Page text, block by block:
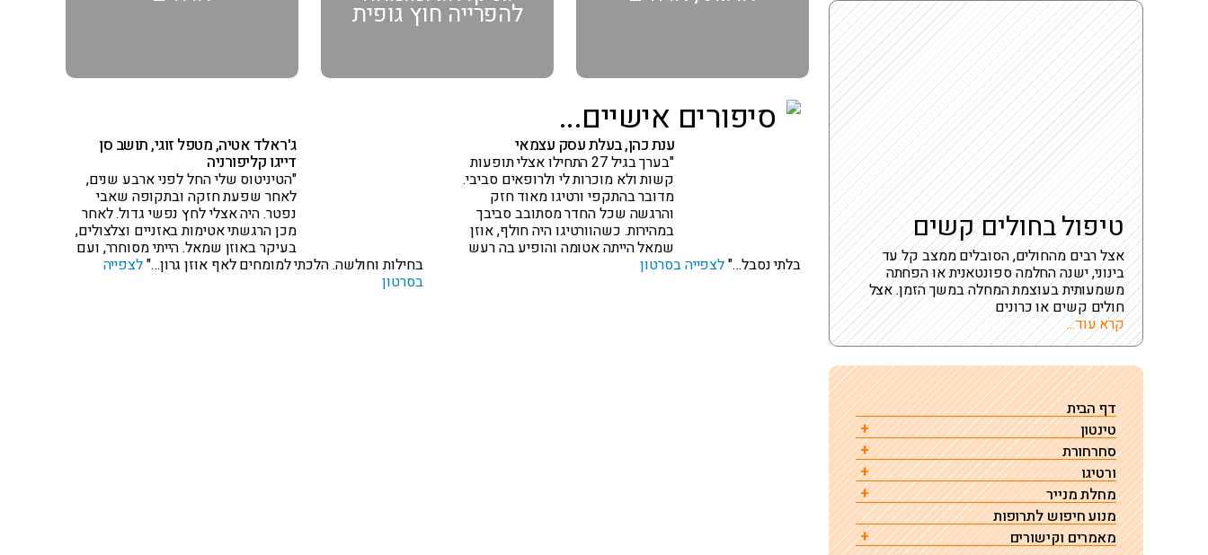
להפרייה חוץ גופית
סיפורים אישיים...
ענת כהן, בעלת עסק עצמאי
"בערך בגיל 27 התחילו אצלי תופעות
קשות ולא מוכרות לי ולרופאים סביבי.
מדובר בהתקפי ורטיגו מאוד חזק
והרגשה שכל החדר מסתובב סביבך
במהירות. כשהוורטיגו היה חולף, אוזן
שמאל הייתה אטומה והופיע בה רעש
בלתי נסבל…"לצפייה בסרטון
ג'ראלד אטיה, מטפל זוגי, תושב סן
דייגו קליפורניה
"הטיניטוס שלי החל לפני ארבע שנים,
לאחר שפעת חזקה ובתקופה שאבי
נפטר. היה אצלי לחץ נפשי גדול. לאחר
מכן הרגשתי אטימות באזניים וצלצולים,
בעיקר באוזן שמאל. הייתי מסוחרר, ועם
בחילות וחולשה. הלכתי למומחים לאף אוזן גרון…"לצפייה
בסרטון
טיפול בחולים קשים
אצל רבים מהחולים, הסובלים ממצב קל עד
בינוני, ישנה החלמה ספונטאנית או הפחתה
משמעותית בעוצמת המחלה במשך הזמן. אצל
חולים קשים או כרונים
קרא עוד...
דף הבית
טינטון
הגורם לטינטון – מחקר
רגישות לרעש (היפראקוזיס)
טינטון – שאלות ותשובות
רשימת גורמים לטיניטוס
טיניטוס שנגרם מתרופות
סחרחורת
סחרחורת גורמים טיפול ואבחון
תרופות שגורמות לסחרחורת ורטיגו או דיזינס
התקף סחרחורת פתאומית
סחרחורת הקשורה לחרדה ולחץ נפשי
ורטיגו
ורטיגו תנוחתי שפיר
טיפול בוורטיגו תנוחתי שפיר ע"י תמרון להחזרת
קריסטלים שהשתחררו
מחלת מנייר
מחלת מנייר – גורמים, אבחון וטיפול
מחלת מנייר והרגשת מליאות או אטימות באוזן
מנוע חיפוש לתרופות
מאמרים וקישורים